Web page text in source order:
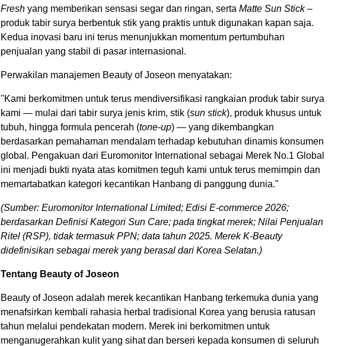
Fresh yang memberikan sensasi segar dan ringan, serta Matte Sun Stick–
produk tabir surya berbentuk stik yang praktis untuk digunakan kapan saja.
Kedua inovasi baru ini terus menunjukkan momentum pertumbuhan
penjualan yang stabil di pasar internasional.
Perwakilan manajemen Beauty of Joseon menyatakan:
"Kami berkomitmen untuk terus mendiversifikasi rangkaian produk tabir surya
kami — mulai dari tabir surya jenis krim, stik (sun stick), produk khusus untuk
tubuh, hingga formula pencerah (tone-up) — yang dikembangkan
berdasarkan pemahaman mendalam terhadap kebutuhan dinamis konsumen
global. Pengakuan dari Euromonitor International sebagai Merek No.1 Global
ini menjadi bukti nyata atas komitmen teguh kami untuk terus memimpin dan
memartabatkan kategori kecantikan Hanbang di panggung dunia."
(Sumber: Euromonitor International Limited; Edisi E-commerce 2026;
berdasarkan Definisi Kategori Sun Care; pada tingkat merek; Nilai Penjualan
Ritel (RSP), tidak termasuk PPN; data tahun 2025. Merek K-Beauty
didefinisikan sebagai merek yang berasal dari Korea Selatan.)
Tentang Beauty of Joseon
Beauty of Joseon adalah merek kecantikan Hanbang terkemuka dunia yang
menafsirkan kembali rahasia herbal tradisional Korea yang berusia ratusan
tahun melalui pendekatan modern. Merek ini berkomitmen untuk
menganugerahkan kulit yang sihat dan berseri kepada konsumen di seluruh